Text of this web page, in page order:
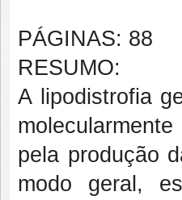
PÁGINAS: 88
RESUMO:
A lipodistrofia
pela produção
modo geral,